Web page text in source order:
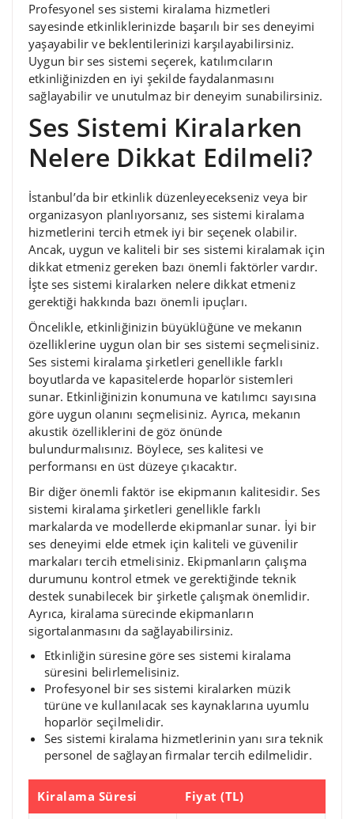
Profesyonel ses sistemi kiralama hizmetleri
sayesinde etkinliklerinizde başarılı bir ses deneyimi
yaşayabilir ve beklentilerinizi karşılayabilirsiniz.
Uygun bir ses sistemi seçerek, katılımcıların
etkinliğinizden en iyi şekilde faydalanmasını
sağlayabilir ve unutulmaz bir deneyim sunabilirsiniz.
Ses Sistemi Kiralarken
Nelere Dikkat Edilmeli?
İstanbul’da bir etkinlik düzenleyecekseniz veya bir
organizasyon planlıyorsanız, ses sistemi kiralama
hizmetlerini tercih etmek iyi bir seçenek olabilir.
Ancak, uygun ve kaliteli bir ses sistemi kiralamak için
dikkat etmeniz gereken bazı önemli faktörler vardır.
İşte ses sistemi kiralarken nelere dikkat etmeniz
gerektiği hakkında bazı önemli ipuçları.
Öncelikle, etkinliğinizin büyüklüğüne ve mekanın
özelliklerine uygun olan bir ses sistemi seçmelisiniz.
Ses sistemi kiralama şirketleri genellikle farklı
boyutlarda ve kapasitelerde hoparlör sistemleri
sunar. Etkinliğinizin konumuna ve katılımcı sayısına
göre uygun olanını seçmelisiniz. Ayrıca, mekanın
akustik özelliklerini de göz önünde
bulundurmalısınız. Böylece, ses kalitesi ve
performansı en üst düzeye çıkacaktır.
Bir diğer önemli faktör ise ekipmanın kalitesidir. Ses
sistemi kiralama şirketleri genellikle farklı
markalarda ve modellerde ekipmanlar sunar. İyi bir
ses deneyimi elde etmek için kaliteli ve güvenilir
markaları tercih etmelisiniz. Ekipmanların çalışma
durumunu kontrol etmek ve gerektiğinde teknik
destek sunabilecek bir şirketle çalışmak önemlidir.
Ayrıca, kiralama sürecinde ekipmanların
sigortalanmasını da sağlayabilirsiniz.
Etkinliğin süresine göre ses sistemi kiralama
süresini belirlemelisiniz.
Profesyonel bir ses sistemi kiralarken müzik
türüne ve kullanılacak ses kaynaklarına uyumlu
hoparlör seçilmelidir.
Ses sistemi kiralama hizmetlerinin yanı sıra teknik
personel de sağlayan firmalar tercih edilmelidir.
Kiralama Süresi
Fiyat (TL)